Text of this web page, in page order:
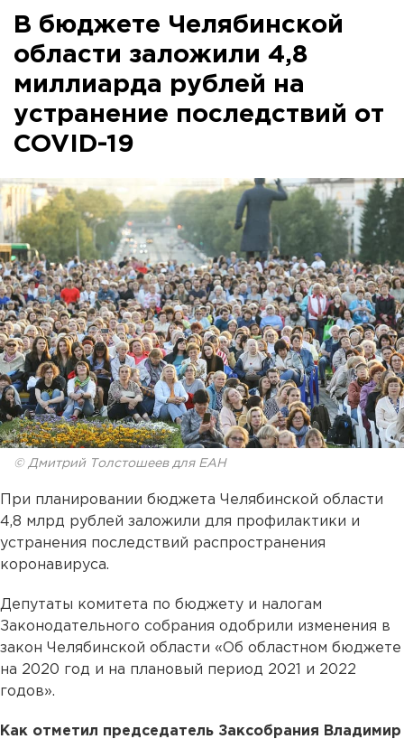
В бюджете Челябинской
области заложили 4,8
миллиарда рублей на
устранение последствий от
COVID-19
© Дмитрий Толстошеев для ЕАН
При планировании бюджета Челябинской области
4,8 млрд рублей заложили для профилактики и
устранения последствий распространения
коронавируса.
Депутаты комитета по бюджету и налогам
Законодательного собрания одобрили изменения в
закон Челябинской области «Об областном бюджете
на 2020 год и на плановый период 2021 и 2022
годов».
Как отметил председатель Заксобрания Владимир